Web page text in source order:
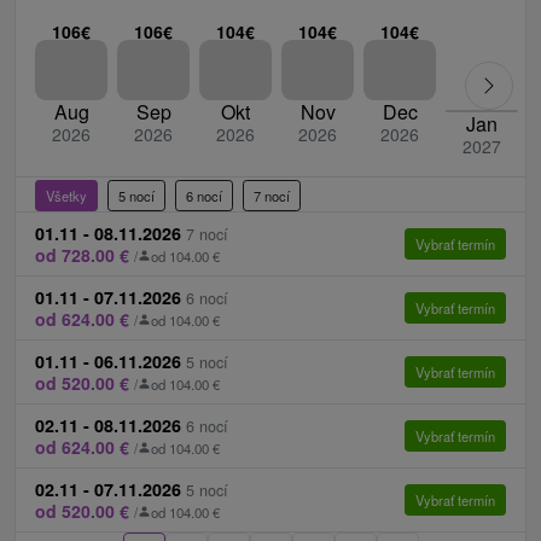
welcome drink, kúpeľné víno
župan na izbe
pripojenie na internet zadarmo
zľavová karta Liptov Region Card zadarmo
Dieťa do 18 mesiacov vrátane – zadarmo, bez
nároku na lôžko a stravu, vstup do bazénov podľa
pobytu dospelej osoby, s ktorou je dieťa na pobyte.
Dieťa od 18 mesiacov do 5 rokov vrátane - 20 € s
DPH na noc bez nároku na lôžko, strava a vstup
do bazénov podľa pobytu dospelej osoby, s ktorou
je dieťa na pobyte.
106€
Aug
2026
106€
Sep
2026
104€
Okt
2026
104€
Nov
2026
104€
Dec
2026 Jan
2027
Všetky 5 nocí 6 nocí 7 nocí
01.11 - 08.11.2026 7 nocí
od 728.00 € / od 104.00 €
Vybrať termín
01.11 - 07.11.2026 6 nocí
od 624.00 € / od 104.00 €
Vybrať termín
01.11 - 06.11.2026 5 nocí
od 520.00 € / od 104.00 €
Vybrať termín
02.11 - 08.11.2026 6 nocí
od 624.00 € / od 104.00 €
Vybrať termín
02.11 - 07.11.2026 5 nocí
od 520.00 € / od 104.00 €
Vybrať termín